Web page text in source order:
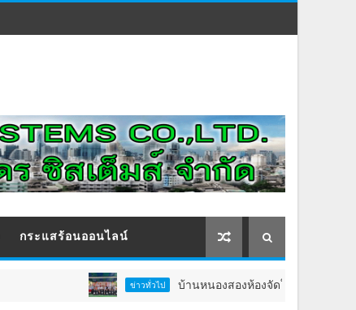
กระแสร้อนออนไลน์
ข่าวทั่วไป บ้านหนองสองห้องจัดใหญ่ “แห่เทียนพรรษา–ผ้าป่าซ